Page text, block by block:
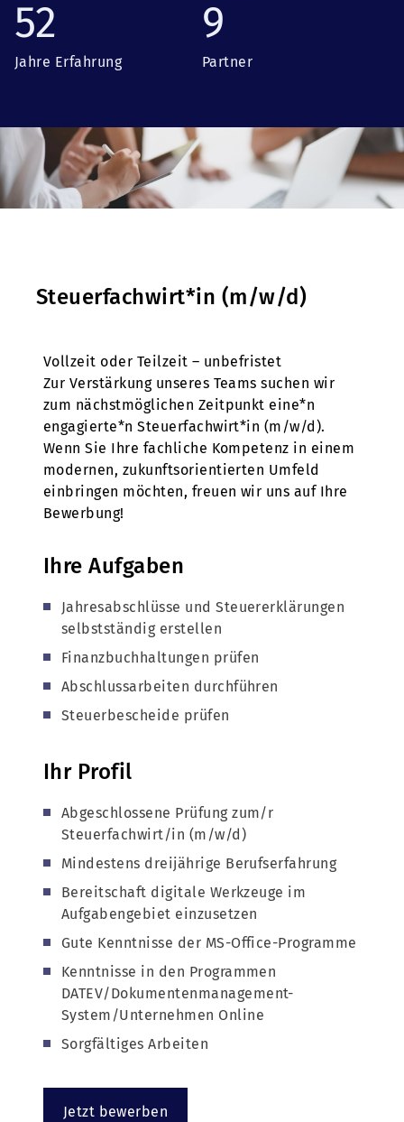
52
Jahre Erfahrung
9
Partner
Steuerfachwirt*in (m/w/d)
Vollzeit oder Teilzeit – unbefristet
Zur Verstärkung unseres Teams suchen wir
zum nächstmöglichen Zeitpunkt eine*n
engagierte*n Steuerfachwirt*in (m/w/d).
Wenn Sie Ihre fachliche Kompetenz in einem
modernen, zukunftsorientierten Umfeld
einbringen möchten, freuen wir uns auf Ihre
Bewerbung!
Ihre Aufgaben
Jahresabschlüsse und Steuererklärungen
selbstständig erstellen
Finanzbuchhaltungen prüfen
Abschlussarbeiten durchführen
Steuerbescheide prüfen
Ihr Profil
Abgeschlossene Prüfung zum/r
Steuerfachwirt/in (m/w/d)
Mindestens dreijährige Berufserfahrung
Bereitschaft digitale Werkzeuge im
Aufgabengebiet einzusetzen
Gute Kenntnisse der MS-Office-Programme
Kenntnisse in den Programmen
DATEV/Dokumentenmanagement-
System/Unternehmen Online
Sorgfältiges Arbeiten
Jetzt bewerben